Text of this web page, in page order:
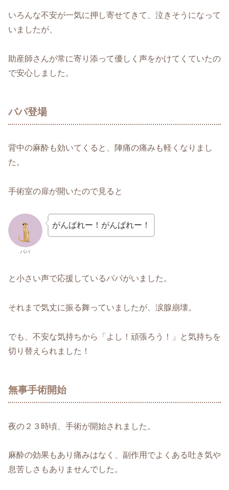
いろんな不安が一気に押し寄せてきて、泣きそうになって
いましたが、
助産師さんが常に寄り添って優しく声をかけてくていたの
で安心しました。
パパ登場
背中の麻酔も効いてくると、陣痛の痛みも軽くなりまし
た。
手術室の扉が開いたので見ると
パパ
がんばれー！がんばれー！
と小さい声で応援しているパパがいました。
それまで気丈に振る舞っていましたが、涙腺崩壊。
でも、不安な気持ちから「よし！頑張ろう！」と気持ちを
切り替えられました！
無事手術開始
夜の２３時頃、手術が開始されました。
麻酔の効果もあり痛みはなく、副作用でよくある吐き気や
息苦しさもありませんでした。